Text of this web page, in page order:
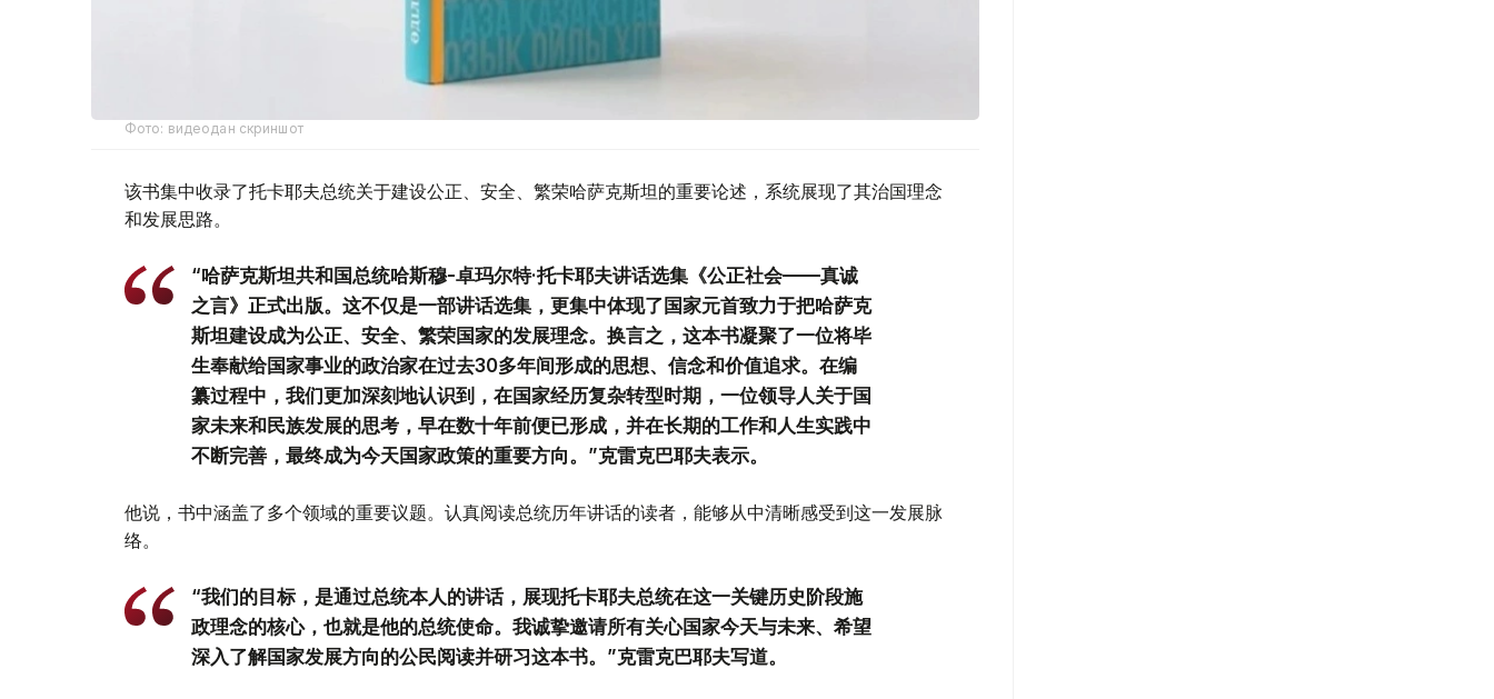
Фото: видеодан скриншот
该书集中收录了托卡耶夫总统关于建设公正、安全、繁荣哈萨克斯坦的重要论述，系统展现了其治国理念
和发展思路。
“哈萨克斯坦共和国总统哈斯穆-卓玛尔特·托卡耶夫讲话选集《公正社会——真诚
之言》正式出版。这不仅是一部讲话选集，更集中体现了国家元首致力于把哈萨克
斯坦建设成为公正、安全、繁荣国家的发展理念。换言之，这本书凝聚了一位将毕
生奉献给国家事业的政治家在过去30多年间形成的思想、信念和价值追求。在编
纂过程中，我们更加深刻地认识到，在国家经历复杂转型时期，一位领导人关于国
家未来和民族发展的思考，早在数十年前便已形成，并在长期的工作和人生实践中
不断完善，最终成为今天国家政策的重要方向。”克雷克巴耶夫表示。
他说，书中涵盖了多个领域的重要议题。认真阅读总统历年讲话的读者，能够从中清晰感受到这一发展脉
络。
“我们的目标，是通过总统本人的讲话，展现托卡耶夫总统在这一关键历史阶段施
政理念的核心，也就是他的总统使命。我诚挚邀请所有关心国家今天与未来、希望
深入了解国家发展方向的公民阅读并研习这本书。”克雷克巴耶夫写道。